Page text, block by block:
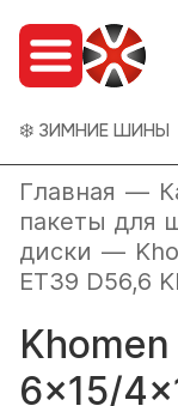
❄️ ЗИМНИЕ ШИНЫ
Главная —
пакеты для
диски —
ET39 D56,6
6x15/